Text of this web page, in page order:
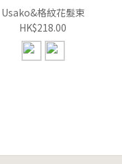
Usako&格紋花髮束
HK$218.00